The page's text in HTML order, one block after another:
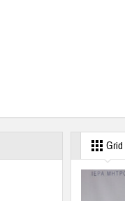
Grid